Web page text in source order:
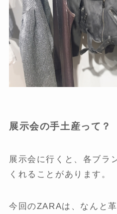
展示会の手土産って？
展示会に行くと、各ブラ
くれることがあります。
今回のZARAは、なんと